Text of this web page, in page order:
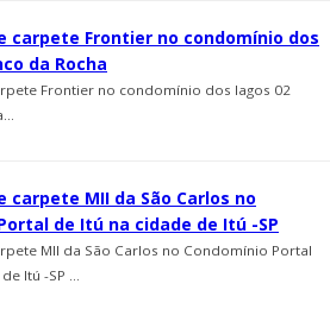
carpete Frontier no condomí­nio dos
da Rocha
Frontier no condomí­nio dos lagos 02
carpete MII da São Carlos no
de Itú na cidade de Itú -SP
MII da São Carlos no Condomí­nio Portal
Itú -SP ...